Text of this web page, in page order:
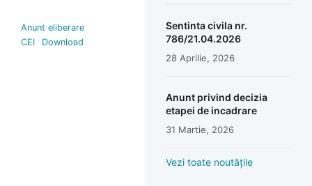
Anunt eliberare
CEI
Download
Sentinta civila nr.
786/21.04.2026
28 Aprilie, 2026
Anunt privind decizia
etapei de incadrare
31 Martie, 2026
Vezi toate noutățile